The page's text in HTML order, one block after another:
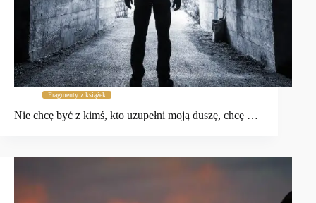
Fragmenty z książek
Nie chcę być z kimś, kto uzupełni moją duszę, chcę …